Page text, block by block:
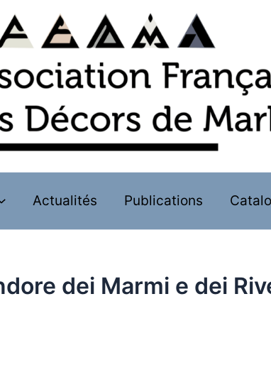
Actualités Publications
dei Marmi e dei